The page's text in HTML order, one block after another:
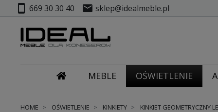
smartphone 669 30 30 40 mail sklep@idealmeble.pl
MEBLE OŚWIETLENIE
HOME OŚWIETLENIE KINKIETY KINKIET GEOMETRYCZNY